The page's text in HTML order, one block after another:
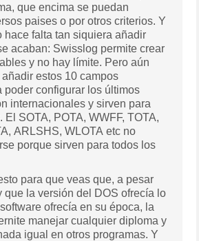
que encima se puedan
paises o por otros criterios. Y
hace falta tan siquiera añadir
acaban: Swisslog permite crear
y no hay límite. Pero aún
estos 10 campos
poder configurar los últimos
internacionales y sirven para
El SOTA, POTA, WWFF, TOTA,
ARLSHS, WLOTA etc no
porque sirven para todos los
para que veas que, a pesar
que la versión del DOS ofrecía lo
ofrecía en su época, la
manejar cualquier diploma y
igual en otros programas. Y